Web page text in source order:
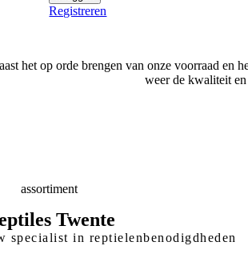
Registreren
het op orde brengen van onze voorraad en
weer de kwaliteit
assortiment
Twente
specialist in reptielenbenodigdheden